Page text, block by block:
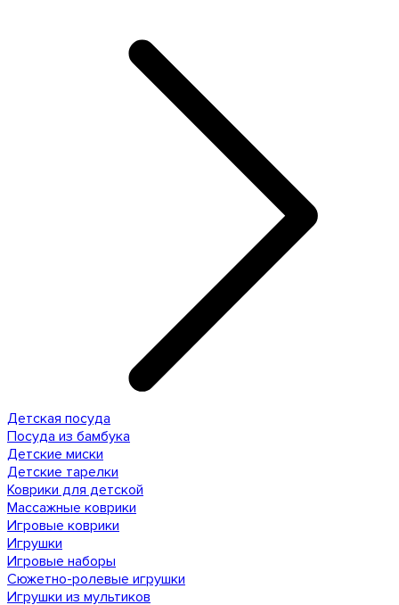
Детская посуда
Посуда из бамбука
Детские миски
Детские тарелки
Коврики для детской
Массажные коврики
Игровые коврики
Игрушки
Игровые наборы
Сюжетно-ролевые игрушки
Игрушки из мультиков